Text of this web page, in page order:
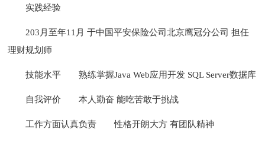
实践经验
203月至年11月 于中国平安保险公司北京鹰冠分公司 担任
理财规划师
技能水平 熟练掌握Java Web应用开发 SQL Server数据库
自我评价 本人勤奋 能吃苦敢于挑战
工作方面认真负责 性格开朗大方 有团队精神